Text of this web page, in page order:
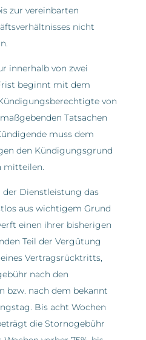
zur vereinbarten
nicht
innerhalb von zwei
beginnt mit dem
von
Tatsachen
muss dem
den Kündigungsgrund
mitteilen.
Dienstleistung das
aus wichtigem Grund
einen ihrer bisherigen
Teil der Vergütung
Vertragsrücktritts,
nach den
bzw. nach dem bekannt
Bis acht Wochen
die Stornogebühr